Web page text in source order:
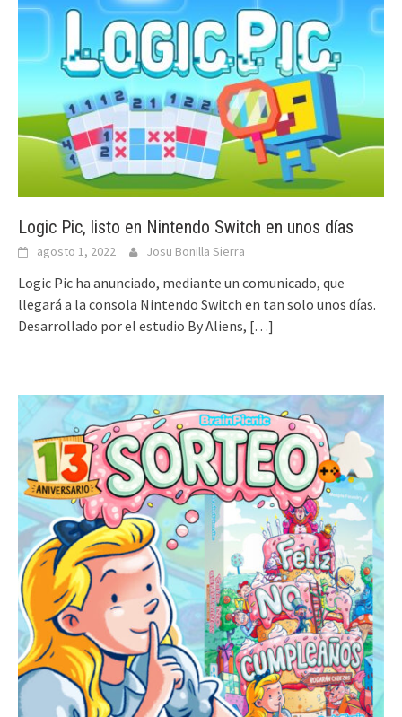
Logic Pic, listo en Nintendo Switch en unos días
agosto 1, 2022 Josu Bonilla Sierra
Logic Pic ha anunciado, mediante un comunicado, que
llegará a la consola Nintendo Switch en tan solo unos días.
Desarrollado por el estudio By Aliens, […]